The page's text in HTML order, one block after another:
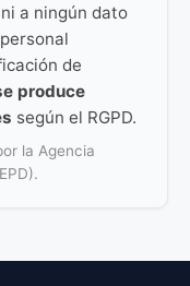
a ningún dato
de
produce
según el RGPD.
la Agencia